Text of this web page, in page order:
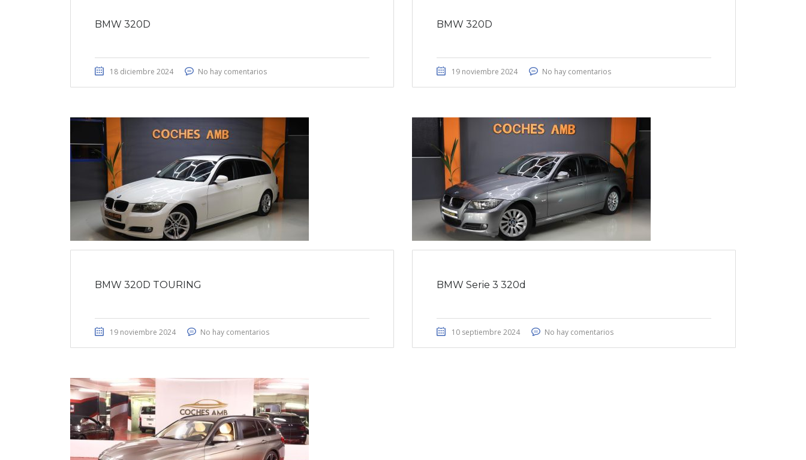
BMW 320D
18 diciembre 2024 No hay comentarios
BMW 320D
19 noviembre 2024 No hay comentarios
BMW 320D TOURING
19 noviembre 2024 No hay comentarios
BMW Serie 3 320d
10 septiembre 2024 No hay comentarios